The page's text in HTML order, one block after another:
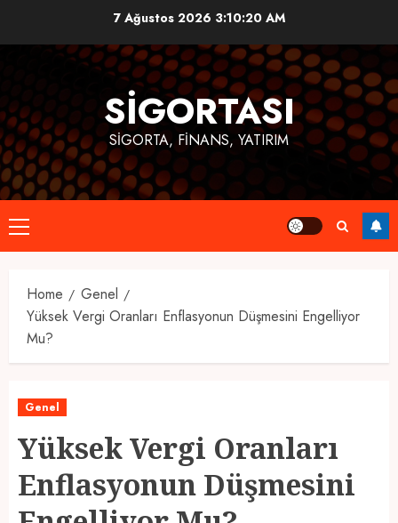
7 Ağustos 2026 3:10:20 AM
SIGORTASI
SIGORTA, FINANS, YATIRIM
Primary
Menu
Home
Genel
Yüksek Vergi Oranları Enflasyonun Düşmesini Engelliyor
Mu?
Genel
Yüksek Vergi Oranları
Enflasyonun Düşmesini